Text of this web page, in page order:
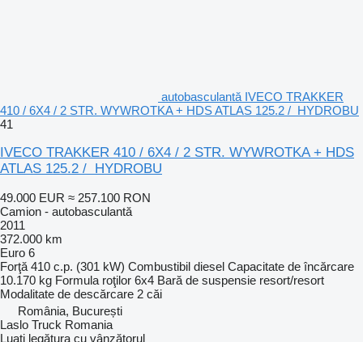
autobasculantă IVECO TRAKKER
410 / 6X4 / 2 STR. WYWROTKA + HDS ATLAS 125.2 / HYDROBU
41
IVECO TRAKKER 410 / 6X4 / 2 STR. WYWROTKA + HDS
ATLAS 125.2 / HYDROBU
49.000 EUR ≈ 257.100 RON
Camion - autobasculantă
2011
372.000 km
Euro 6
Forţă 410 c.p. (301 kW) Combustibil diesel Capacitate de încărcare
10.170 kg Formula roţilor 6x4 Bară de suspensie resort/resort
Modalitate de descărcare 2 căi
România, București
Laslo Truck Romania
Luați legătura cu vânzătorul